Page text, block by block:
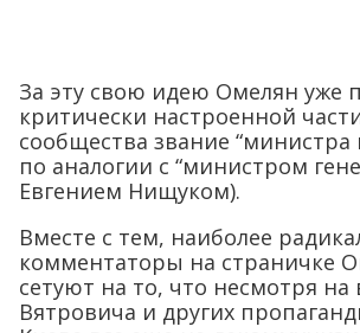
За эту свою идею Омелян уже
критически настроенной
сообщества звание “министра
по аналогии с “министром
Евгением Нищуком).
Вместе с тем, наиболее
комментаторы на страничке
сетуют на то, что несмотря на
Вятровича и других